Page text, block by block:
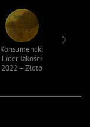
Konsumencki
Lider Jakości
2022 – Złoto